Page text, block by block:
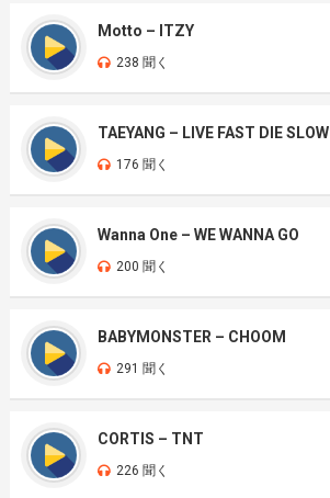
Motto – ITZY
238 聞く
TAEYANG – LIVE FAST DIE SLOW
176 聞く
Wanna One – WE WANNA GO
200 聞く
BABYMONSTER – CHOOM
291 聞く
CORTIS – TNT
226 聞く